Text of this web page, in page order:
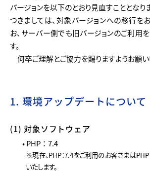
バージョンを以下のとおり見直すこととなり
つきましては、対象バージョンへの移行を
お、サーバー側でも旧バージョンのご利用
す。
何卒ご理解とご協力を賜りますようお願い
1. 環境アップデートについて
(1) 対象ソフトウェア
• PHP：7.4
※現在、PHP：7.4をご利用のお客さまは
いたします。